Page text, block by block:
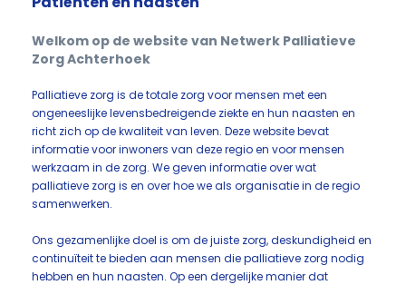
Welkom op de website van Netwerk Palliatieve
Zorg Achterhoek
Palliatieve zorg is de totale zorg voor mensen met een
ongeneeslijke levensbedreigende ziekte en hun naasten en
richt zich op de kwaliteit van leven. Deze website bevat
informatie voor inwoners van deze regio en voor mensen
werkzaam in de zorg. We geven informatie over wat
palliatieve zorg is en over hoe we als organisatie in de regio
samenwerken.
Ons gezamenlijke doel is om de juiste zorg, deskundigheid en
continuïteit te bieden aan mensen die palliatieve zorg nodig
hebben en hun naasten. Op een dergelijke manier dat